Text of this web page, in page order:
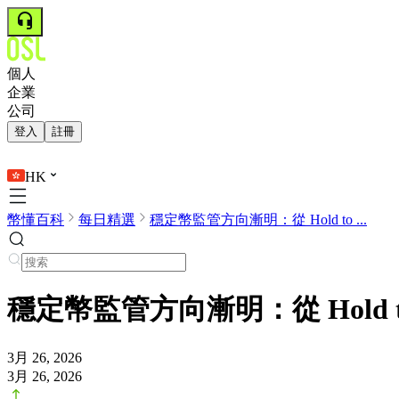
個人
企業
公司
登入 註冊
HK
幣懂百科 每日精選 穩定幣監管方向漸明：從 Hold to ...
穩定幣監管方向漸明：從 Hold
3月 26, 2026
3月 26, 2026